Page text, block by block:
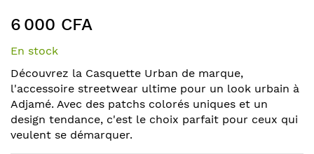
the
beginning
of
images
gallery
6 000 CFA
En stock
Découvrez la Casquette Urban de marque,
l'accessoire streetwear ultime pour un look urbain à
Adjamé. Avec des patchs colorés uniques et un
design tendance, c'est le choix parfait pour ceux qui
veulent se démarquer.